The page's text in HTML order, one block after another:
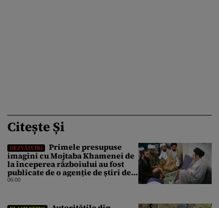
Citește Și
DEZVĂLUIRI
Primele presupuse
imagini cu Mojtaba Khamenei de
la începerea războiului au fost
publicate de o agenție de știri de
stat din Iran
06:00